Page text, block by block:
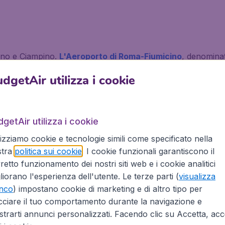
e Ciampino. L'Aeroporto di Roma-Fiumicino,
km ad ovest dal centro della città di Roma. È il più
(T1, T2, T3 e T5) riservati ai voli nazionali, internazionali
base operativa di Blue Panorama Airlines, Mistral
quanto dotato di una stazione ferroviaria, Fiumicino
collega l'aeroporto direttamente alla stazione Roma
di Roma. L’aeroporto di Fiumicino è inoltre
Argento.
Per Bangkok
Per Bruxelles Per Bucarest
Per Cancun Per Casablanca
Per Dubai
utilizza i cookie
utilizza i cookie
cookie e tecnologie simili come specificato nella
politica sui cookie. I cookie funzionali garantiscono il
funzionamento dei nostri siti web e i cookie analitici
l'esperienza dell'utente. Le terze parti (visualizza
) impostano cookie di marketing e di altro tipo per
il tuo comportamento durante la navigazione e
annunci personalizzati. Facendo clic su Accetta,